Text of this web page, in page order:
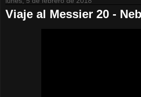
Viaje al Messier 20 -